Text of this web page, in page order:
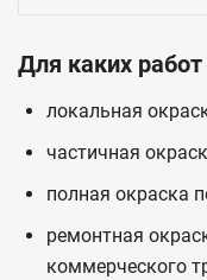
Для каких
локальная
частичная
полная окраска
ремонтная
коммерческого